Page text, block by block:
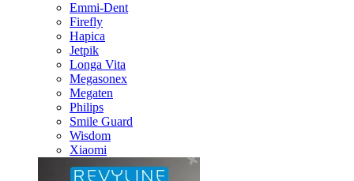
Emmi-Dent
Firefly
Hapica
Jetpik
Longa Vita
Megasonex
Megaten
Philips
Smile Guard
Wisdom
Xiaomi